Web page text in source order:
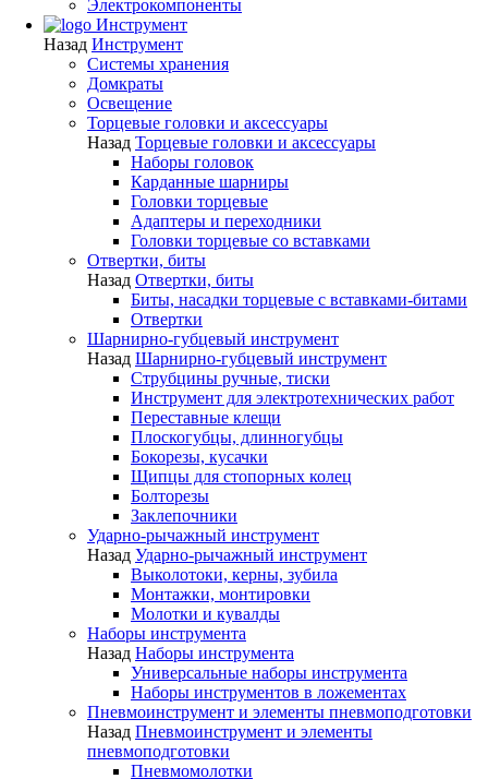
Электрокомпоненты
Инструмент
Назад Инструмент
Системы хранения
Домкраты
Освещение
Торцевые головки и аксессуары
Назад Торцевые головки и аксессуары
Наборы головок
Карданные шарниры
Головки торцевые
Адаптеры и переходники
Головки торцевые со вставками
Отвертки, биты
Назад Отвертки, биты
Биты, насадки торцевые с вставками-битами
Отвертки
Шарнирно-губцевый инструмент
Назад Шарнирно-губцевый инструмент
Струбцины ручные, тиски
Инструмент для электротехнических работ
Переставные клещи
Плоскогубцы, длинногубцы
Бокорезы, кусачки
Щипцы для стопорных колец
Болторезы
Заклепочники
Ударно-рычажный инструмент
Назад Ударно-рычажный инструмент
Выколотоки, керны, зубила
Монтажки, монтировки
Молотки и кувалды
Наборы инструмента
Назад Наборы инструмента
Универсальные наборы инструмента
Наборы инструментов в ложементах
Пневмоинструмент и элементы пневмоподготовки
Назад Пневмоинструмент и элементы
пневмоподготовки
Пневмомолотки